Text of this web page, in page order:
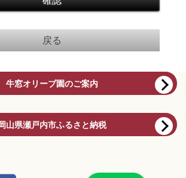
牛窓オリーブ園のご案内
山県瀬戸内市ふるさと納税